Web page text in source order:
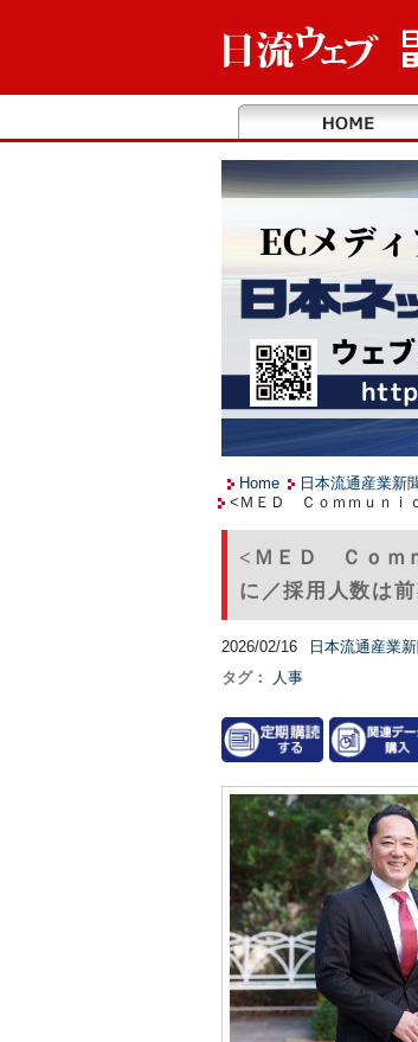
Home 日本流通産業新
<ＭＥＤ Ｃｏｍｍｕｎｉ
<ＭＥＤ Ｃｏｍ
に／採用人数は
2026/02/16 日本流通産業
タグ：
人事